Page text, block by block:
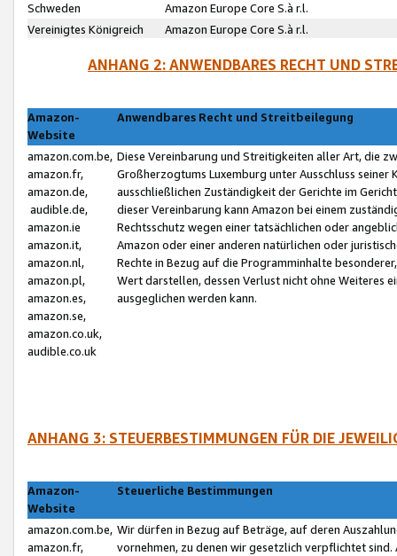
Schweden
Amazon Europe Core S.à r.l.
Vereinigtes Königreich
Amazon Europe Core S.à r.l.
ANHANG 2: ANWENDBARES RECHT UND
Amazon-
Website
Anwendbares Recht und Streitbeilegung
amazon.com.be,
amazon.fr,
amazon.de,
audible.de,
amazon.ie
amazon.it,
amazon.nl,
amazon.pl,
amazon.es,
amazon.se,
amazon.co.uk,
audible.co.uk
Diese Vereinbarung und Streitigkeiten aller Art, die
Großherzogtums Luxemburg unter Ausschluss
ausschließlichen Zuständigkeit der Gerichte im
dieser Vereinbarung kann Amazon bei einem
Rechtsschutz wegen einer tatsächlichen oder
Amazon oder einer anderen natürlichen oder
Rechte in Bezug auf die Programminhalte
Wert darstellen, dessen Verlust nicht ohne Weiteres
ausgeglichen werden kann.
ANHANG 3: STEUERBESTIMMUNGEN FÜR DIE
Amazon-
Website
Steuerliche Bestimmungen
amazon.com.be,
amazon.fr,
Wir dürfen in Bezug auf Beträge, auf deren
vornehmen, zu denen wir gesetzlich verpflichtet